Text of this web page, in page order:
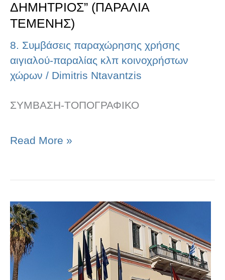
ΔΗΜΗΤΡΙΟΣ” (ΠΑΡΑΛΙΑ
ΤΕΜΕΝΗΣ)
8. Συμβάσεις παραχώρησης χρήσης
αιγιαλού-παραλίας κλπ κοινοχρήστων
χώρων / Dimitris Ntavantzis
ΣΥΜΒΑΣΗ-ΤΟΠΟΓΡΑΦΙΚΟ
ΤΕΜΕΝΗΣ)
Read More »
ΣΥΜΒΑΣΗ
ΠΑΡΑΧΩΡΗΣΗΣ
ΔΙΚΑΙΩΜΑΤΟΣ
ΑΠΛΗΣ